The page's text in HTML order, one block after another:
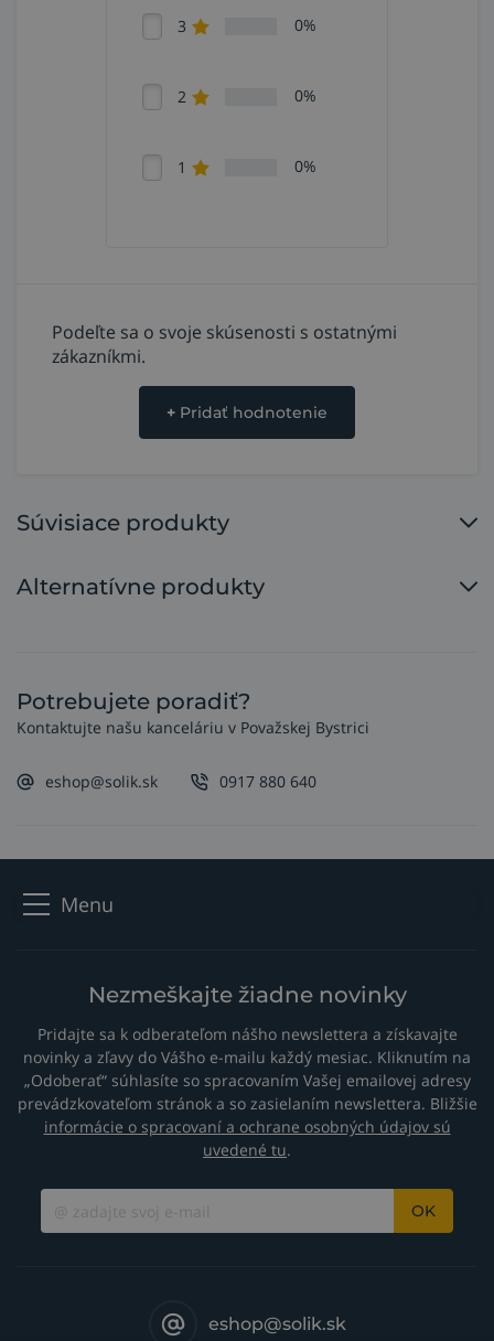
3 0%
2 0%
1 0%
Podeľte sa o svoje skúsenosti s ostatnými
zákazníkmi.
+ Pridať hodnotenie
Súvisiace produkty
Alternatívne produkty
Potrebujete poradiť?
Kontaktujte našu kanceláriu v Považskej Bystrici
eshop@solik.sk 0917 880 640
Menu
Nezmeškajte žiadne novinky
Pridajte sa k odberateľom nášho newslettera a získavajte
novinky a zľavy do Vášho e-mailu každý mesiac. Kliknutím na
„Odoberať“ súhlasíte so spracovaním Vašej emailovej adresy
prevádzkovateľom stránok a so zasielaním newslettera. Bližšie
informácie o spracovaní a ochrane osobných údajov sú
uvedené tu.
OK
eshop@solik.sk